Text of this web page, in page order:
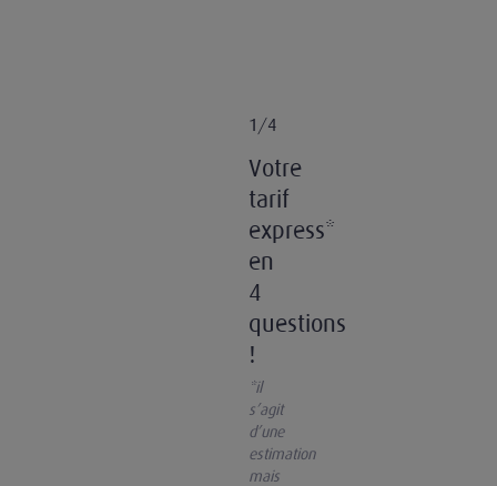
1/4
Votre
tarif
express*
en
4
questions
!
*il
s’agit
d’une
estimation
mais